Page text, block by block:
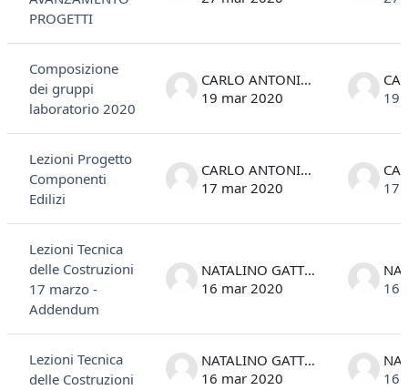
PROGETTI
Composizione
dei gruppi
laboratorio 2020
CARLO ANTONIO STIVAL
19 mar 2020
19
Lezioni Progetto
Componenti
Edilizi
CARLO ANTONIO STIVAL
17 mar 2020
17
Lezioni Tecnica
delle Costruzioni
17 marzo -
Addendum
NATALINO GATTESCO
16 mar 2020
16
Lezioni Tecnica
delle Costruzioni
NATALINO GATTESCO
16 mar 2020
16